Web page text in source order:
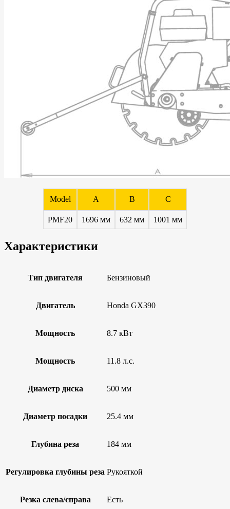
Model A B C
PMF20 1696 мм 632 мм 1001 мм
Характеристики
Тип двигателя Бензиновый
Двигатель Honda GX390
Мощность 8.7 кВт
Мощность 11.8 л.с.
Диаметр диска 500 мм
Диаметр посадки 25.4 мм
Глубина реза 184 мм
Регулировка глубины реза Рукояткой
Резка слева/справа Есть